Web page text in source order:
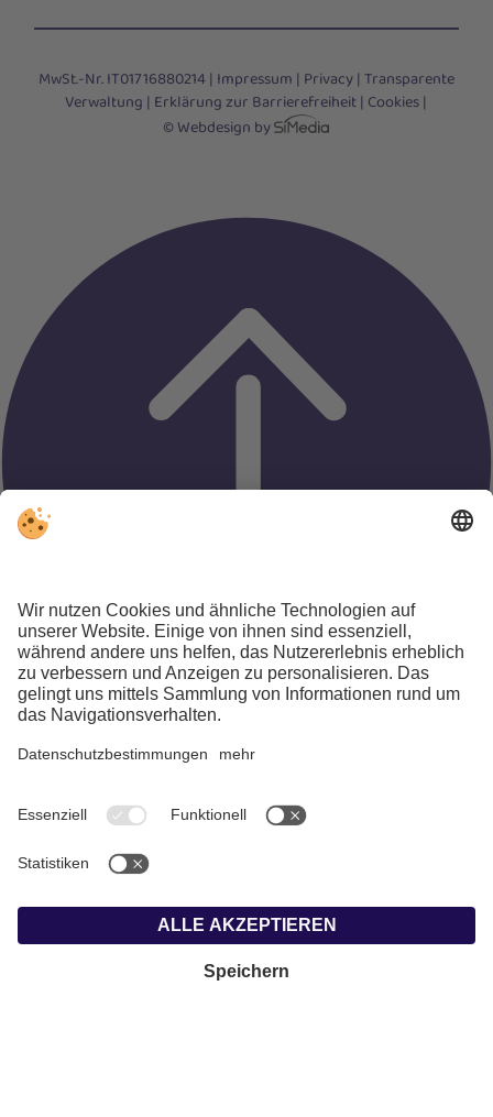
MwSt.-Nr. IT01716880214 | Impressum | Privacy|Transparente
Verwaltung | Erklärung zur Barrierefreiheit| Cookies|
© Webdesign by